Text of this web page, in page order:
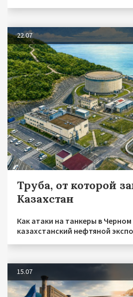
22.07
Труба, от которой
Казахстан
Как атаки на танкеры в
казахстанский нефтяной
15.07